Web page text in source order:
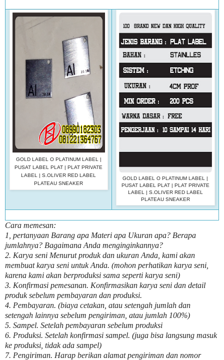
GOLD LABEL O PLATINUM LABEL |
PUSAT LABEL PLAT | PLAT PRIVATE
LABEL | S.OLIVER RED LABEL
PLATEAU SNEAKER
GOLD LABEL O PLATINUM LABEL |
PUSAT LABEL PLAT | PLAT PRIVATE
LABEL | S.OLIVER RED LABEL
PLATEAU SNEAKER
Cara memesan:
1, pertanyaan Barang apa Materi apa Ukuran apa? Berapa
jumlahnya? Bagaimana Anda menginginkannya?
2. Karya seni Menurut produk dan ukuran Anda, kami akan
membuat karya seni untuk Anda. (mohon perhatikan karya seni,
karena kami akan berproduksi sama seperti karya seni)
3. Konfirmasi pemesanan. Konfirmasikan karya seni dan detail
produk sebelum pembayaran dan produksi.
4. Pembayaran. (biaya cetakan, atau setengah jumlah dan
setengah lainnya sebelum pengiriman, atau jumlah 100%)
5. Sampel. Setelah pembayaran sebelum produksi
6. Produksi. Setelah konfirmasi sampel. (juga bisa langsung masuk
ke produksi, tidak ada sampel)
7. Pengiriman. Harap berikan alamat pengiriman dan nomor